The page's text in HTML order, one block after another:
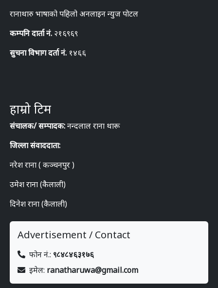
रानाथारु भाषाको पहिलो अनलाइन न्युज पोटल
कम्पनि दार्ता नं. २१६९६९
सुचना विभाग दर्ता नं. १४६६
हाम्रो टिम
संचालक/ सम्पादक:नन्दलाल राना थारू
जिल्ला संवाददाता:
नरेश राना ( कञ्चनपुर )
उमेश राना (कैलाली)
दिनेश राना (कैलाली)
Advertisement / Contact
फोन नं.: ९८४८४६३१७६
इमेल: ranatharuwa@gmail.com